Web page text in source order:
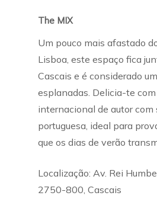
The MIX
Um pouco mais afastado
Lisboa, este espaço fica
Cascais e é considerado
esplanadas. Delicia-te
internacional de autor com
portuguesa, ideal para
que os dias de verão
Localização: Av. Rei
2750-800, Cascais